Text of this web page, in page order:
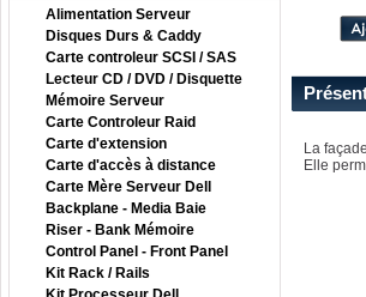
Alimentation Serveur
Disques Durs & Caddy
Carte controleur SCSI / SAS
Lecteur CD / DVD / Disquette
Mémoire Serveur
Carte Controleur Raid
Carte d'extension
Carte d'accès à distance
Carte Mère Serveur Dell
Backplane - Media Baie
Riser - Bank Mémoire
Control Panel - Front Panel
Kit Rack / Rails
La
Elle